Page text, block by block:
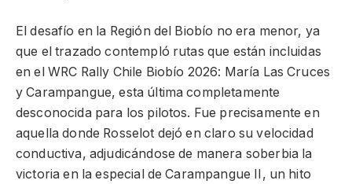
El desafío en la Región del Biobío no era menor, ya
que el trazado contempló rutas que están incluidas
en el WRC Rally Chile Biobío 2026: María Las Cruces
y Carampangue, esta última completamente
desconocida para los pilotos. Fue precisamente en
aquella donde Rosselot dejó en claro su velocidad
conductiva, adjudicándose de manera soberbia la
victoria en la especial de Carampangue II, un hito